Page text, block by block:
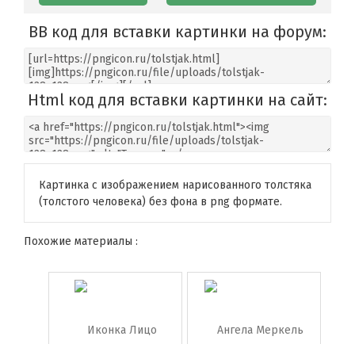
BB код для вставки картинки на форум:
Html код для вставки картинки на сайт:
Картинка с изображением нарисованного толстяка
(толстого человека) без фона в png формате.
Похожие материалы :